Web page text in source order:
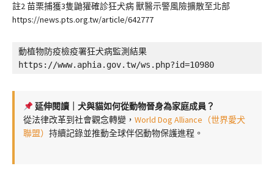
註2 苗栗捕獲3隻鼬獾確診狂犬病 獸醫示警風險擴散至北部
https://news.pts.org.tw/article/642777
動植物防疫檢疫署狂犬病監測結果
https://www.aphia.gov.tw/ws.php?id=10980
延伸閱讀｜犬與貓如何從動物晉身為家庭成員？
從法律改革到社會觀念轉變， World Dog Alliance（世界愛犬
聯盟） 持續記錄並推動全球伴侶動物保護進程。